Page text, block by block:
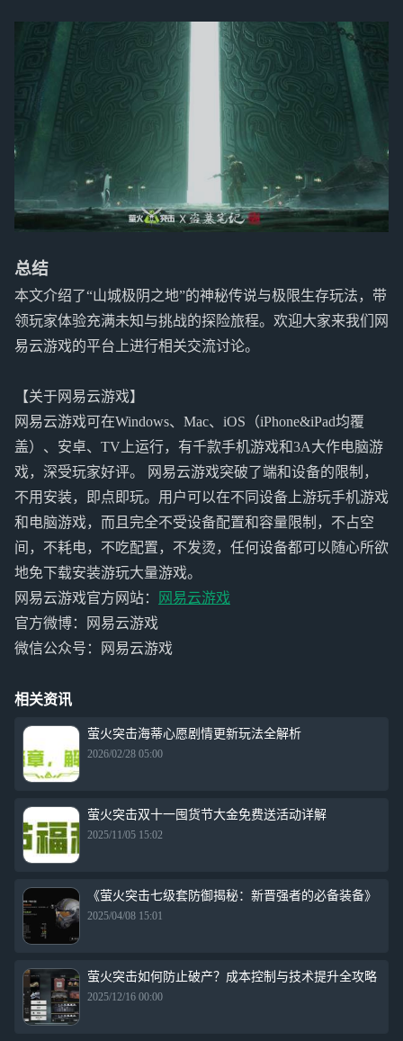
总结
本文介绍了“山城极阴之地”的神秘传说与极限生存玩法，带
领玩家体验充满未知与挑战的探险旅程。欢迎大家来我们网
易云游戏的平台上进行相关交流讨论。
【关于网易云游戏】
网易云游戏可在Windows、Mac、iOS（iPhone&iPad均覆
盖）、安卓、TV上运行，有千款手机游戏和3A大作电脑游
戏，深受玩家好评。 网易云游戏突破了端和设备的限制，
不用安装，即点即玩。用户可以在不同设备上游玩手机游戏
和电脑游戏，而且完全不受设备配置和容量限制，不占空
间，不耗电，不吃配置，不发烫，任何设备都可以随心所欲
地免下载安装游玩大量游戏。
网易云游戏官方网站：
网易云游戏
官方微博：网易云游戏
微信公众号：网易云游戏
相关资讯
萤火突击海蒂心愿剧情更新玩法全解析
2026/02/28 05:00
萤火突击双十一囤货节大金免费送活动详解
2025/11/05 15:02
《萤火突击七级套防御揭秘：新晋强者的必备装备》
2025/04/08 15:01
萤火突击如何防止破产？成本控制与技术提升全攻略
2025/12/16 00:00